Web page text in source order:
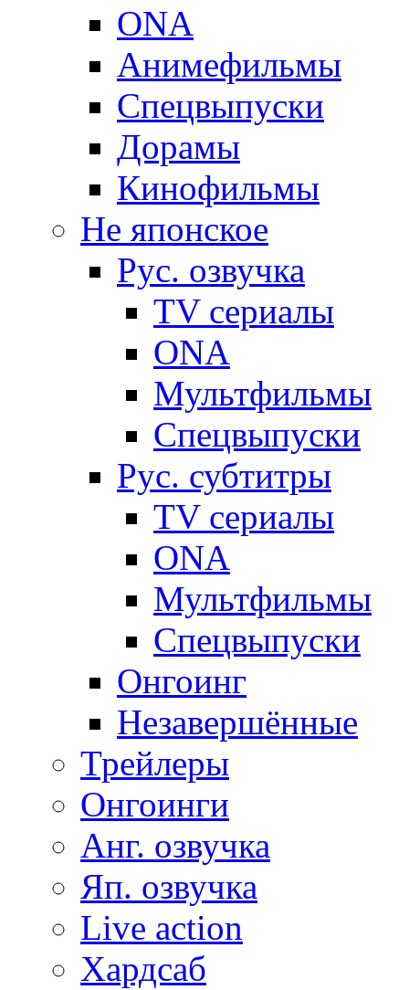
ONA
Анимефильмы
Спецвыпуски
Дорамы
Кинофильмы
Не японское
Рус. озвучка
TV сериалы
ONA
Мультфильмы
Спецвыпуски
Рус. субтитры
TV сериалы
ONA
Мультфильмы
Спецвыпуски
Онгоинг
Незавершённые
Трейлеры
Онгоинги
Анг. озвучка
Яп. озвучка
Live action
Хардсаб